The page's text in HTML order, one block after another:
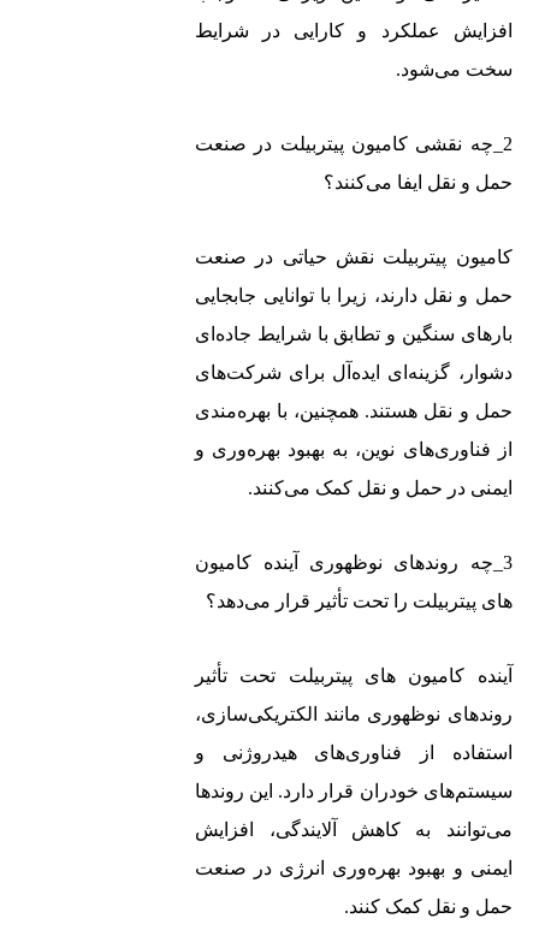
افزایش عملکرد و کارایی در شرایط
سخت می‌شود.
2_چه نقشی کامیون‌ پیتربیلت در صنعت
حمل و نقل ایفا می‌کنند؟
کامیون‌ پیتربیلت نقش حیاتی در صنعت
حمل و نقل دارند، زیرا با توانایی جابجایی
بارهای سنگین و تطابق با شرایط جاده‌ای
دشوار، گزینه‌ای ایده‌آل برای شرکت‌های
حمل و نقل هستند. همچنین، با بهره‌مندی
از فناوری‌های نوین، به بهبود بهره‌وری و
ایمنی در حمل و نقل کمک می‌کنند.
3_چه روندهای نوظهوری آینده کامیون‌
های پیتربیلت را تحت تأثیر قرار می‌دهد؟
آینده کامیون‌ های پیتربیلت تحت تأثیر
روندهای نوظهوری مانند الکتریکی‌سازی،
استفاده از فناوری‌های هیدروژنی و
سیستم‌های خودران قرار دارد. این روندها
می‌توانند به کاهش آلایندگی، افزایش
ایمنی و بهبود بهره‌وری انرژی در صنعت
حمل و نقل کمک کنند.
شرکت
کمپرس
سازی
احمدی خیبر
بزرگترین
مقالات
جدول